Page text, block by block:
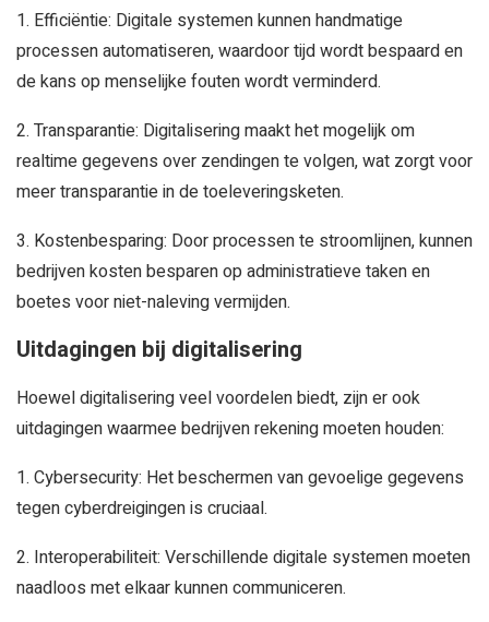
1. Efficiëntie: Digitale systemen kunnen handmatige
processen automatiseren, waardoor tijd wordt bespaard en
de kans op menselijke fouten wordt verminderd.
2. Transparantie: Digitalisering maakt het mogelijk om
realtime gegevens over zendingen te volgen, wat zorgt voor
meer transparantie in de toeleveringsketen.
3. Kostenbesparing: Door processen te stroomlijnen, kunnen
bedrijven kosten besparen op administratieve taken en
boetes voor niet-naleving vermijden.
Uitdagingen bij digitalisering
Hoewel digitalisering veel voordelen biedt, zijn er ook
uitdagingen waarmee bedrijven rekening moeten houden:
1. Cybersecurity: Het beschermen van gevoelige gegevens
tegen cyberdreigingen is cruciaal.
2. Interoperabiliteit: Verschillende digitale systemen moeten
naadloos met elkaar kunnen communiceren.